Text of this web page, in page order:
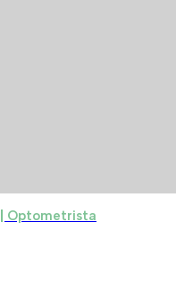
Optometrista